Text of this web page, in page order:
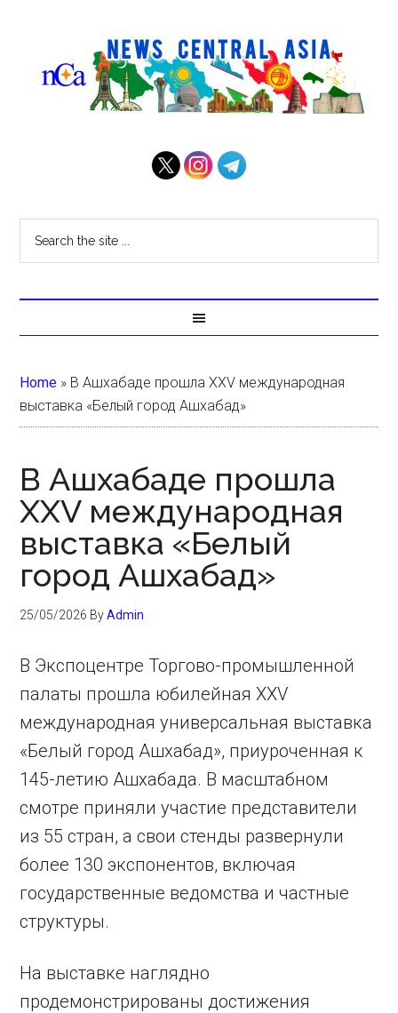
Home » В Ашхабаде прошла XXV международная
выставка «Белый город Ашхабад»
В Ашхабаде прошла
XXV международная
выставка «Белый
город Ашхабад»
25/05/2026 ByAdmin
В Экспоцентре Торгово-промышленной
палаты прошла юбилейная XXV
международная универсальная выставка
«Белый город Ашхабад», приуроченная к
145-летию Ашхабада. В масштабном
смотре приняли участие представители
из 55 стран, а свои стенды развернули
более 130 экспонентов, включая
государственные ведомства и частные
структуры.
На выставке наглядно
продемонстрированы достижения